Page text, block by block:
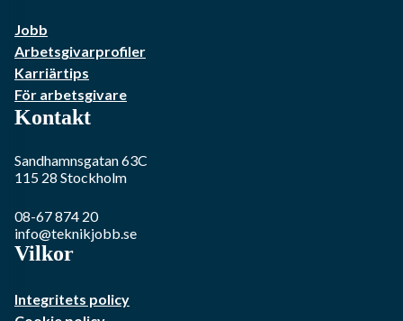
Jobb
Arbetsgivarprofiler
Karriärtips
För arbetsgivare
Kontakt
Sandhamnsgatan 63C
115 28 Stockholm
08-67 874 20
info@teknikjobb.se
Vilkor
Integritets policy